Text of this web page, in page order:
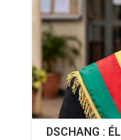
DSCHANG :